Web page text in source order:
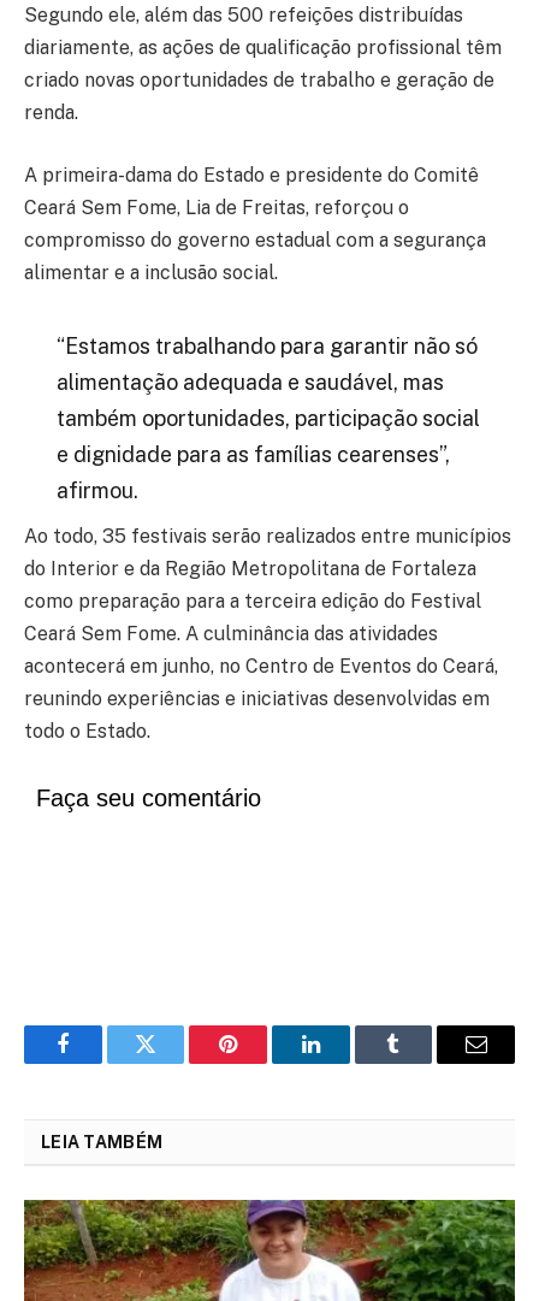
Segundo ele, além das 500 refeições distribuídas
diariamente, as ações de qualificação profissional têm
criado novas oportunidades de trabalho e geração de
renda.
A primeira-dama do Estado e presidente do Comitê
Ceará Sem Fome, Lia de Freitas, reforçou o
compromisso do governo estadual com a segurança
alimentar e a inclusão social.
“Estamos trabalhando para garantir não só
alimentação adequada e saudável, mas
também oportunidades, participação social
e dignidade para as famílias cearenses”,
afirmou.
Ao todo, 35 festivais serão realizados entre municípios
do Interior e da Região Metropolitana de Fortaleza
como preparação para a terceira edição do Festival
Ceará Sem Fome. A culminância das atividades
acontecerá em junho, no Centro de Eventos do Ceará,
reunindo experiências e iniciativas desenvolvidas em
todo o Estado.
Faça seu comentário
FacebookTwitter Pinterest LinkedInTumblr Email
LEIA TAMBÉM